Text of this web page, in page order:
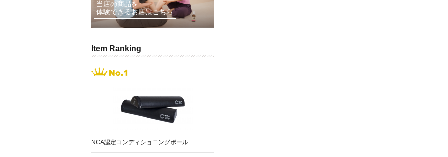
当店の商品を
体験できるお店はこちら
Item Ranking
NCA認定コンディショニングポール